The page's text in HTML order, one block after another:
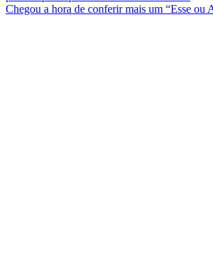
Chegou a hora de conferir mais um “Esse ou